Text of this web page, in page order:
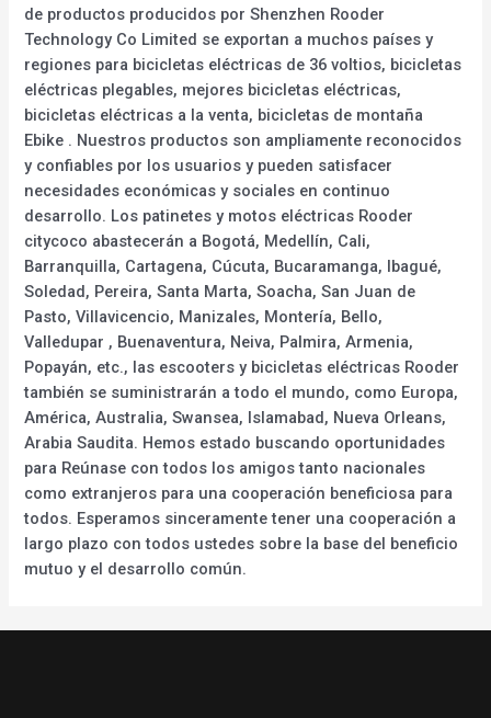
de productos producidos por Shenzhen Rooder
Technology Co Limited se exportan a muchos países y
regiones para bicicletas eléctricas de 36 voltios, bicicletas
eléctricas plegables, mejores bicicletas eléctricas,
bicicletas eléctricas a la venta, bicicletas de montaña
Ebike . Nuestros productos son ampliamente reconocidos
y confiables por los usuarios y pueden satisfacer
necesidades económicas y sociales en continuo
desarrollo. Los patinetes y motos eléctricas Rooder
citycoco abastecerán a Bogotá, Medellín, Cali,
Barranquilla, Cartagena, Cúcuta, Bucaramanga, Ibagué,
Soledad, Pereira, Santa Marta, Soacha, San Juan de
Pasto, Villavicencio, Manizales, Montería, Bello,
Valledupar , Buenaventura, Neiva, Palmira, Armenia,
Popayán, etc., las escooters y bicicletas eléctricas Rooder
también se suministrarán a todo el mundo, como Europa,
América, Australia, Swansea, Islamabad, Nueva Orleans,
Arabia Saudita. Hemos estado buscando oportunidades
para Reúnase con todos los amigos tanto nacionales
como extranjeros para una cooperación beneficiosa para
todos. Esperamos sinceramente tener una cooperación a
largo plazo con todos ustedes sobre la base del beneficio
mutuo y el desarrollo común.